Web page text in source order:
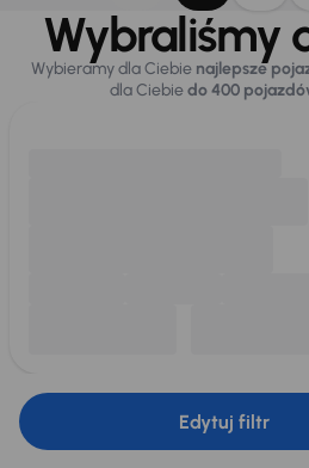
Wybraliśmy
Wybieramy dla Ciebie najlepsze
dla Ciebiedo 400
Edytuj filtr